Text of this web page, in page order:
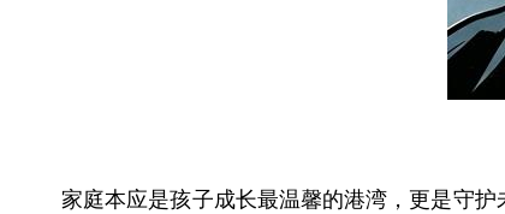
家庭本应是孩子成长最温馨的港湾，更是守